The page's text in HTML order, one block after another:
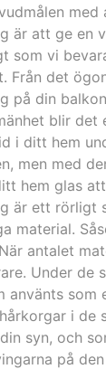
med
är att ge en
som vi
Från det
på din
blir det
i ditt hem
men med
hem glas
är ett rörligt
material.
antalet
Under de
använts som
i de
syn, och
på